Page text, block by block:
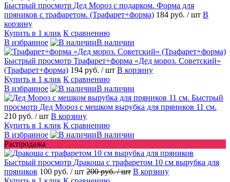
Быстрый просмотр Дед Мороз с подарком. Форма для
пряников с трафаретом. (Трафарет+форма) 184 руб. / шт В
корзину
Купить в 1 клик К сравнению
В избранное
В наличии
Быстрый просмотр Трафарет+форма «Дед мороз. Советский»
(Трафарет+форма) 194 руб. / шт В корзину
Купить в 1 клик К сравнению
В избранное
В наличии
Быстрый
просмотр Дед Мороз с мешком вырубка для пряников 11 см.
210 руб. / шт В корзину
Купить в 1 клик К сравнению
В избранное
В наличии
Распродажа
Быстрый просмотр Дракоша с трафаретом 10 см вырубка для
пряников 100 руб. / шт 200 руб./ шт В корзину